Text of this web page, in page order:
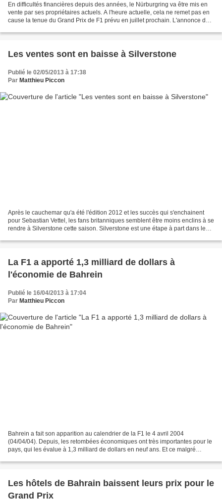
En difficultés financières depuis des années, le Nürburgring va être mis en
vente par ses propriétaires actuels. A l'heure actuelle, cela ne remet pas en
cause la tenue du Grand Prix de F1 prévu en juillet prochain. L'annonce du
Les ventes sont en baisse à Silverstone
Publié le 02/05/2013 à 17:38
Par Matthieu Piccon
Après le cauchemar qu'a été l'édition 2012 et les succès qui s'enchainent
pour Sebastian Vettel, les fans britanniques semblent être moins enclins à se
rendre à Silverstone cette saison. Silverstone est une étape à part dans le
La F1 a apporté 1,3 milliard de dollars à
l'économie de Bahrein
Publié le 16/04/2013 à 17:04
Par Matthieu Piccon
Bahrein a fait son apparition au calendrier de la F1 le 4 avril 2004
(04/04/04). Depuis, les retombées économiques ont très importantes pour le
pays, qui les évalue à 1,3 milliard de dollars en neuf ans. Et ce malgré
Les hôtels de Bahrain baissent leurs prix pour le
Grand Prix